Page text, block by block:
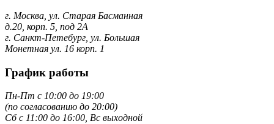
г. Москва, ул. Старая Басманная
д.20, корп. 5, под 2А
г. Санкт-Петебург, ул. Большая
Монетная ул. 16 корп. 1
График работы
Пн-Пт с 10:00 до 19:00
(по согласованию до 20:00)
Сб с 11:00 до 16:00, Вс выходной